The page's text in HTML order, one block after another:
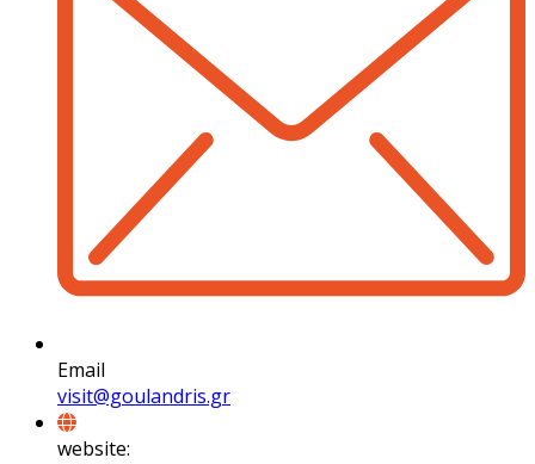
Email
visit@goulandris.gr
website: